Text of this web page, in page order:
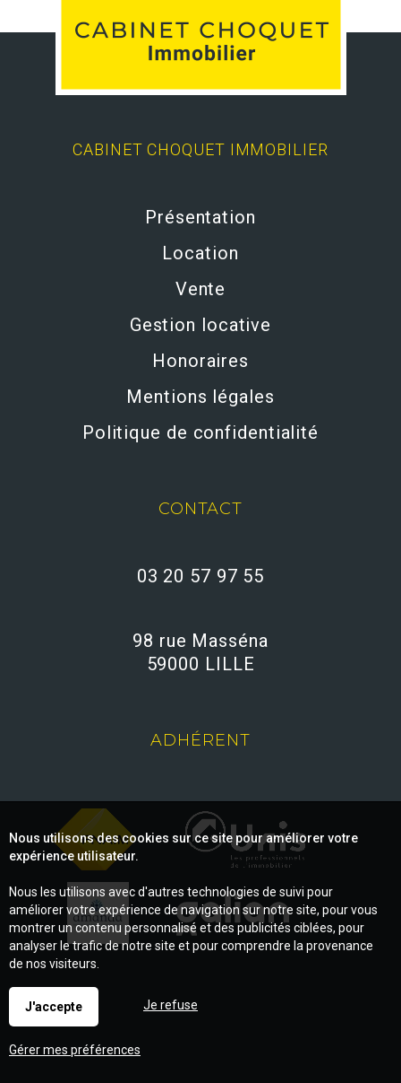
CABINET CHOQUET IMMOBILIER
Présentation
Location
Vente
Gestion locative
Honoraires
Mentions légales
Politique de confidentialité
CONTACT
03 20 57 97 55
98 rue Masséna
59000 LILLE
ADHÉRENT
Nous utilisons des cookies sur ce site pour améliorer votre
expérience utilisateur.
Nous les utilisons avec d'autres technologies de suivi pour
améliorer votre expérience de navigation sur notre site, pour vous
montrer un contenu personnalisé et des publicités ciblées, pour
analyser le trafic de notre site et pour comprendre la provenance
de nos visiteurs.
J'accepte Je refuse
Gérer mes préférences